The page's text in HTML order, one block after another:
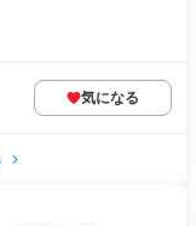
気になる